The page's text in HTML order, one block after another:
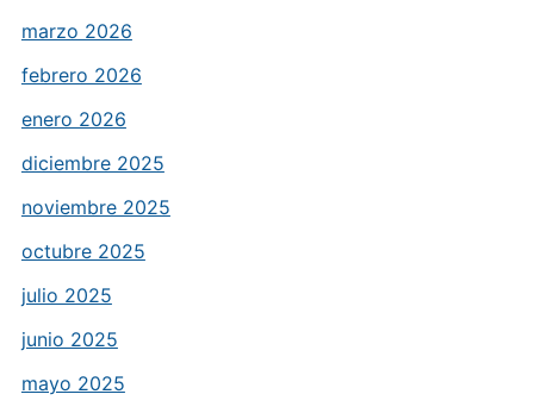
marzo 2026
febrero 2026
enero 2026
diciembre 2025
noviembre 2025
octubre 2025
julio 2025
junio 2025
mayo 2025